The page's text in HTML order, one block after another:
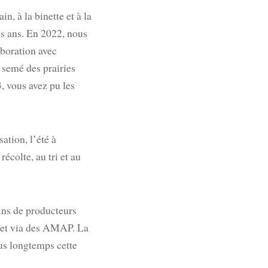
à la binette et à la
ans. En 2022, nous
avec
des prairies
vous avez pu les
l’été à
au tri et au
de producteurs
via des AMAP. La
longtemps cette